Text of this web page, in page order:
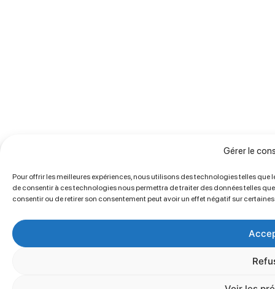
Gérer le
Pour offrir les meilleures expériences, nous utilisons des technologies telles
de consentir à ces technologies nous permettra de traiter des données telles
consentir ou de retirer son consentement peut avoir un effet négatif sur